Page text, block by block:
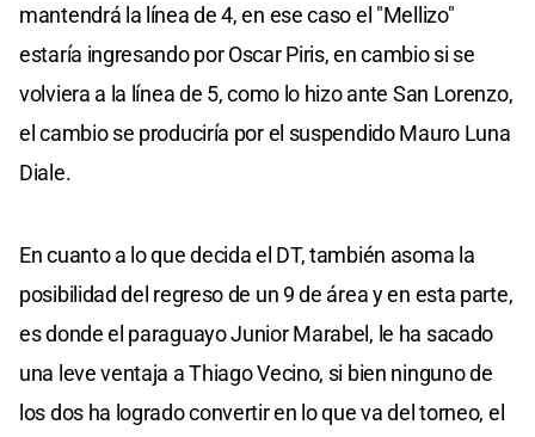
mantendrá la línea de 4, en ese caso el "Mellizo"
estaría ingresando por Oscar Piris, en cambio si se
volviera a la línea de 5, como lo hizo ante San Lorenzo,
el cambio se produciría por el suspendido Mauro Luna
Diale.
En cuanto a lo que decida el DT, también asoma la
posibilidad del regreso de un 9 de área y en esta parte,
es donde el paraguayo Junior Marabel, le ha sacado
una leve ventaja a Thiago Vecino, si bien ninguno de
los dos ha logrado convertir en lo que va del torneo, el